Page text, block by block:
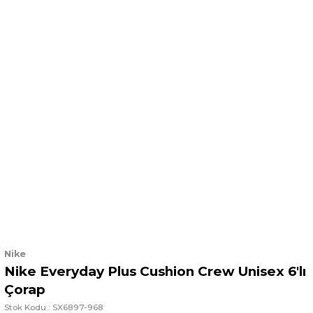
Nike
Nike Everyday Plus Cushion Crew Unisex 6'lı
Çorap
Stok Kodu : SX6897-968